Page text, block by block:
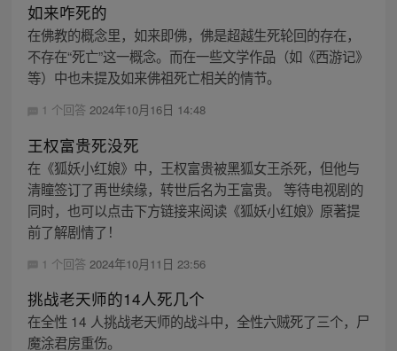
如来咋死的
在佛教的概念里，如来即佛，佛是超越生死轮回的存在，
不存在“死亡”这一概念。而在一些文学作品（如《西游记》
等）中也未提及如来佛祖死亡相关的情节。
1 个回答 2024年10月16日 14:48
王权富贵死没死
在《狐妖小红娘》中，王权富贵被黑狐女王杀死，但他与
清瞳签订了再世续缘，转世后名为王富贵。 等待电视剧的
同时，也可以点击下方链接来阅读《狐妖小红娘》原著提
前了解剧情了！
1 个回答 2024年10月11日 23:56
挑战老天师的14人死几个
在全性 14 人挑战老天师的战斗中，全性六贼死了三个，尸
魔涂君房重伤。